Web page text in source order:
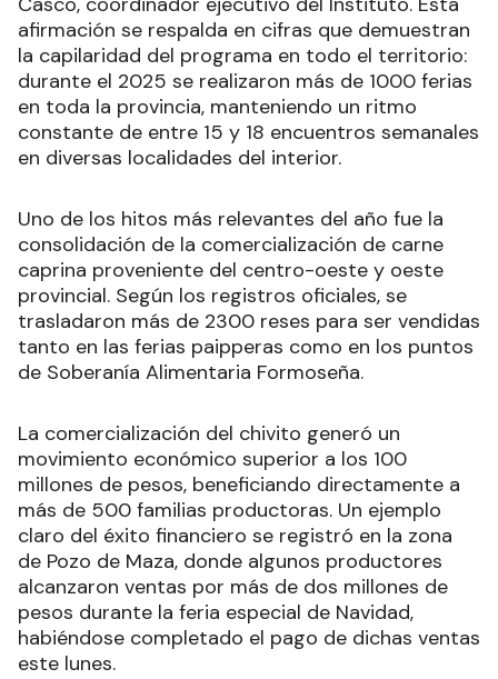
afirmación se respalda en cifras que demuestran
la capilaridad del programa en todo el territorio:
durante el 2025 se realizaron más de 1000 ferias
en toda la provincia, manteniendo un ritmo
constante de entre 15 y 18 encuentros semanales
en diversas localidades del interior.
Uno de los hitos más relevantes del año fue la
consolidación de la comercialización de carne
caprina proveniente del centro-oeste y oeste
provincial. Según los registros oficiales, se
trasladaron más de 2300 reses para ser vendidas
tanto en las ferias paipperas como en los puntos
de Soberanía Alimentaria Formoseña.
La comercialización del chivito generó un
movimiento económico superior a los 100
millones de pesos, beneficiando directamente a
más de 500 familias productoras. Un ejemplo
claro del éxito financiero se registró en la zona
de Pozo de Maza, donde algunos productores
alcanzaron ventas por más de dos millones de
pesos durante la feria especial de Navidad,
habiéndose completado el pago de dichas ventas
este lunes.